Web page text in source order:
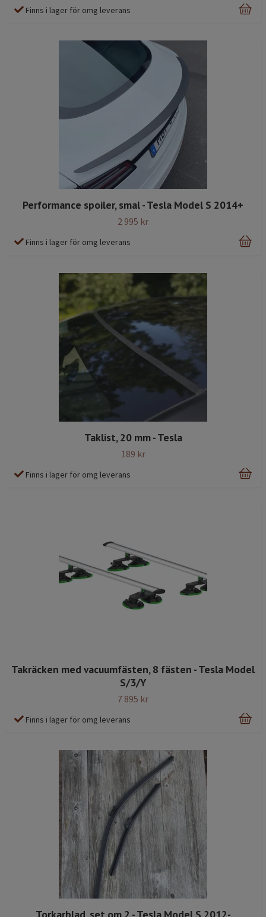
Finns i lager för omg leverans
Performance spoiler, smal - Tesla Model S 2014+
2 995 kr
Finns i lager för omg leverans
Taklist, 20 mm - Tesla
189 kr
Finns i lager för omg leverans
Takräcken med vacuumfästen, 8 fästen - Tesla Model
S/3/Y
7 895 kr
Finns i lager för omg leverans